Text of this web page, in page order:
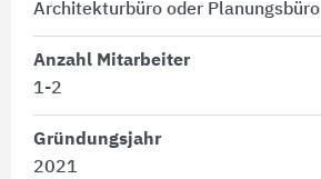
Architekturbüro oder Planungsbüro
Anzahl Mitarbeiter
1-2
Gründungsjahr
2021